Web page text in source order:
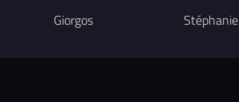
Giorgos Stéphanie